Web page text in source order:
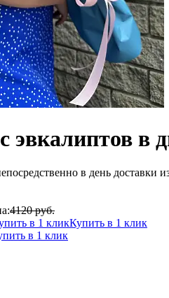
эвкалиптов в
в день доставки
4120 руб.
Купить в 1 клик
в 1 клик